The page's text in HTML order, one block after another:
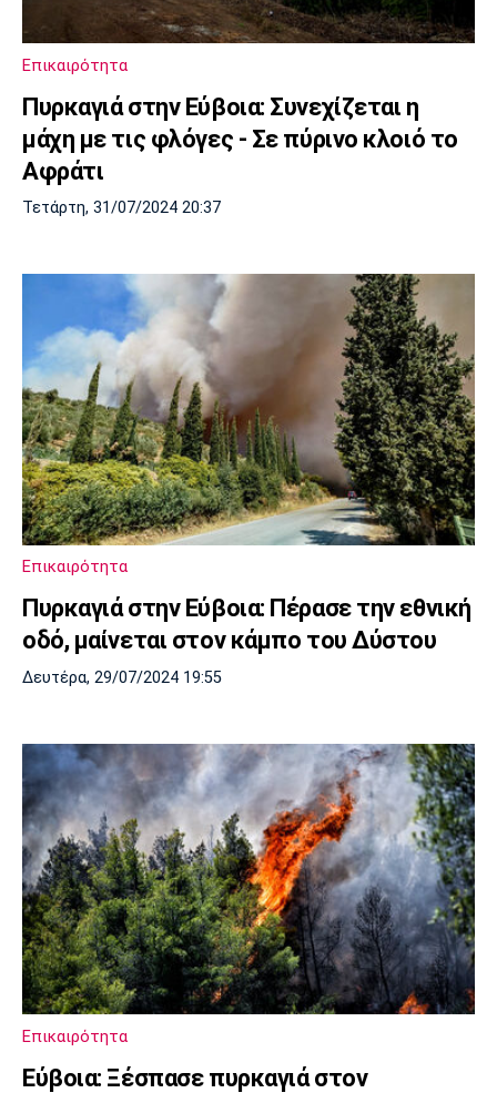
Πολιτισμός
Τραγούδια
Cine Spot
Running
Media
Παρασκήνιο
Πρόγραμμα TV
Μάντσεστερ
Γιουνάιτεντ
Τσέλσι Άρσεναλ
Λίβερπουλ
Μάντσεστερ
Σίτι
Γιουβέντους
Ίντερ Μίλαν Μπάγερν
Μπορούσια
Ντόρτμουντ
Παρί Σεν
Ζερμέν
Μαρσέιγ
Μονακό
Ερυθρός
Αστέρας
Τότεναμ
Επικαιρότητα
Πυρκαγιά στην Εύβοια: Συνεχίζεται η
μάχη με τις φλόγες - Σε πύρινο κλοιό το
Αφράτι
Τετάρτη, 31/07/2024 20:37
Επικαιρότητα
Πυρκαγιά στην Εύβοια: Πέρασε την εθνική
οδό, μαίνεται στον κάμπο του Δύστου
Δευτέρα, 29/07/2024 19:55
Επικαιρότητα
Εύβοια: Ξέσπασε πυρκαγιά στον